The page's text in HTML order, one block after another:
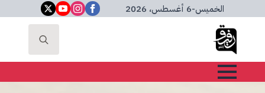
الخميس-6 أغسطس، 2026
Search